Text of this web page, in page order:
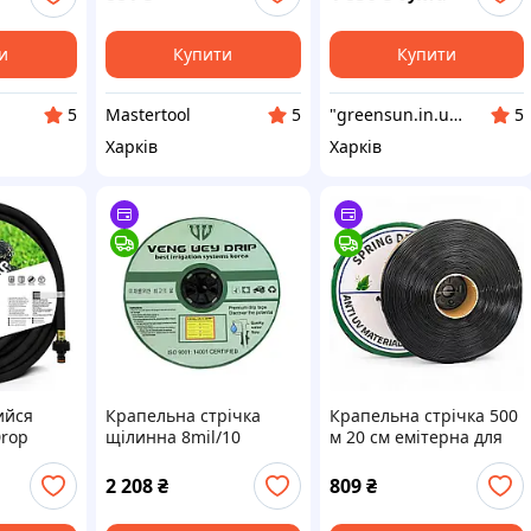
5
Купити
Mastertool
5
Харків
шаровий шланг
Купити
"greensun.in.ua": Товари для облаштування дому та присадибної ділянки!
5
Харків
20 м
для
Крапельна стрічка
щілинна 8mil/10
см./1000 м./1.1 л/г-Veng
Wey(Південна Корея)
2 208₴
Крапельна стрічка 500
м 20 см емітерна для
поливу зрошування
809 ₴